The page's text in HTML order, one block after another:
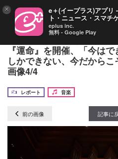
龍玄とし（Toshl）が一人
『運命』を開催、「今は
しかできない、今だから
画像4/4
レポート
音楽
前の画像 記事に
× e＋(イープラス)アプリ
ト・ニュース・スマチ
eplus inc.
無料 - Google Play